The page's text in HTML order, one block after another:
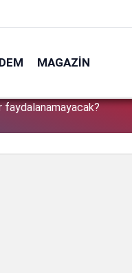
MAGAZIN
faydalanamayacak?